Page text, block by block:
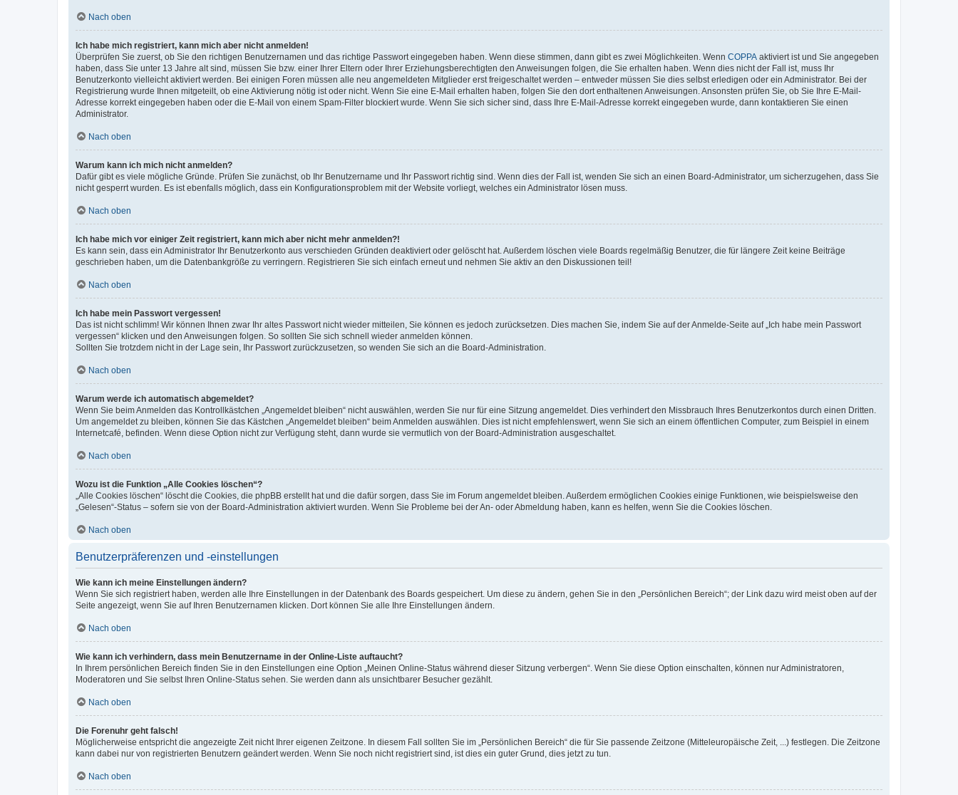
Nach oben
Ich habe mich registriert, kann mich aber nicht anmelden!
Überprüfen Sie zuerst, ob Sie den richtigen Benutzernamen und das richtige Passwort eingegeben haben. Wenn diese stimmen, dann gibt es zwei Möglichkeiten. Wenn COPPA aktiviert ist und Sie angegeben
haben, dass Sie unter 13 Jahre alt sind, müssen Sie bzw. einer Ihrer Eltern oder Ihrer Erziehungsberechtigten den Anweisungen folgen, die Sie erhalten haben. Wenn dies nicht der Fall ist, muss Ihr
Benutzerkonto vielleicht aktiviert werden. Bei einigen Foren müssen alle neu angemeldeten Mitglieder erst freigeschaltet werden – entweder müssen Sie dies selbst erledigen oder ein Administrator. Bei der
Registrierung wurde Ihnen mitgeteilt, ob eine Aktivierung nötig ist oder nicht. Wenn Sie eine E-Mail erhalten haben, folgen Sie den dort enthaltenen Anweisungen. Ansonsten prüfen Sie, ob Sie Ihre E-Mail-
Adresse korrekt eingegeben haben oder die E-Mail von einem Spam-Filter blockiert wurde. Wenn Sie sich sicher sind, dass Ihre E-Mail-Adresse korrekt eingegeben wurde, dann kontaktieren Sie einen
Administrator.
Nach oben
Warum kann ich mich nicht anmelden?
Dafür gibt es viele mögliche Gründe. Prüfen Sie zunächst, ob Ihr Benutzername und Ihr Passwort richtig sind. Wenn dies der Fall ist, wenden Sie sich an einen Board-Administrator, um sicherzugehen, dass Sie
nicht gesperrt wurden. Es ist ebenfalls möglich, dass ein Konfigurationsproblem mit der Website vorliegt, welches ein Administrator lösen muss.
Nach oben
Ich habe mich vor einiger Zeit registriert, kann mich aber nicht mehr anmelden?!
Es kann sein, dass ein Administrator Ihr Benutzerkonto aus verschieden Gründen deaktiviert oder gelöscht hat. Außerdem löschen viele Boards regelmäßig Benutzer, die für längere Zeit keine Beiträge
geschrieben haben, um die Datenbankgröße zu verringern. Registrieren Sie sich einfach erneut und nehmen Sie aktiv an den Diskussionen teil!
Nach oben
Ich habe mein Passwort vergessen!
Das ist nicht schlimm! Wir können Ihnen zwar Ihr altes Passwort nicht wieder mitteilen, Sie können es jedoch zurücksetzen. Dies machen Sie, indem Sie auf der Anmelde-Seite auf „Ich habe mein Passwort
vergessen“ klicken und den Anweisungen folgen. So sollten Sie sich schnell wieder anmelden können.
Sollten Sie trotzdem nicht in der Lage sein, Ihr Passwort zurückzusetzen, so wenden Sie sich an die Board-Administration.
Nach oben
Warum werde ich automatisch abgemeldet?
Wenn Sie beim Anmelden das Kontrollkästchen „Angemeldet bleiben“ nicht auswählen, werden Sie nur für eine Sitzung angemeldet. Dies verhindert den Missbrauch Ihres Benutzerkontos durch einen Dritten.
Um angemeldet zu bleiben, können Sie das Kästchen „Angemeldet bleiben“ beim Anmelden auswählen. Dies ist nicht empfehlenswert, wenn Sie sich an einem öffentlichen Computer, zum Beispiel in einem
Internetcafé, befinden. Wenn diese Option nicht zur Verfügung steht, dann wurde sie vermutlich von der Board-Administration ausgeschaltet.
Nach oben
Wozu ist die Funktion „Alle Cookies löschen“?
„Alle Cookies löschen“ löscht die Cookies, die phpBB erstellt hat und die dafür sorgen, dass Sie im Forum angemeldet bleiben. Außerdem ermöglichen Cookies einige Funktionen, wie beispielsweise den
„Gelesen“-Status – sofern sie von der Board-Administration aktiviert wurden. Wenn Sie Probleme bei der An- oder Abmeldung haben, kann es helfen, wenn Sie die Cookies löschen.
Nach oben
Benutzerpräferenzen und -einstellungen
Wie kann ich meine Einstellungen ändern?
Wenn Sie sich registriert haben, werden alle Ihre Einstellungen in der Datenbank des Boards gespeichert. Um diese zu ändern, gehen Sie in den „Persönlichen Bereich“; der Link dazu wird meist oben auf der
Seite angezeigt, wenn Sie auf Ihren Benutzernamen klicken. Dort können Sie alle Ihre Einstellungen ändern.
Nach oben
Wie kann ich verhindern, dass mein Benutzername in der Online-Liste auftaucht?
In Ihrem persönlichen Bereich finden Sie in den Einstellungen eine Option „Meinen Online-Status während dieser Sitzung verbergen“. Wenn Sie diese Option einschalten, können nur Administratoren,
Moderatoren und Sie selbst Ihren Online-Status sehen. Sie werden dann als unsichtbarer Besucher gezählt.
Nach oben
Die Forenuhr geht falsch!
Möglicherweise entspricht die angezeigte Zeit nicht Ihrer eigenen Zeitzone. In diesem Fall sollten Sie im „Persönlichen Bereich“ die für Sie passende Zeitzone (Mitteleuropäische Zeit, ...) festlegen. Die Zeitzone
kann dabei nur von registrierten Benutzern geändert werden. Wenn Sie noch nicht registriert sind, ist dies ein guter Grund, dies jetzt zu tun.
Nach oben